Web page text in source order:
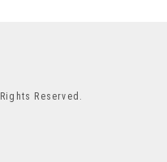
Reserved.